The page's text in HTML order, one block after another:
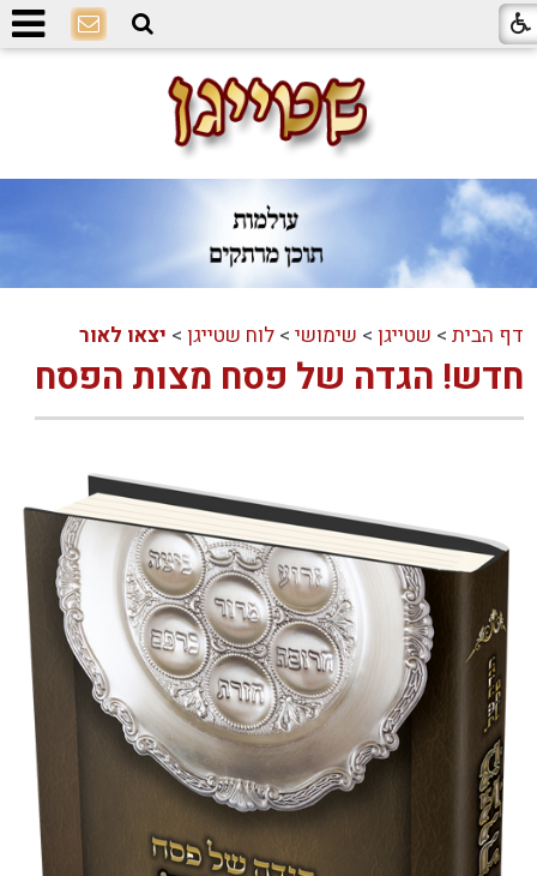
דף הבית > שטייגן > שימושי >לוח שטייגן > יצאו לאור
חדש! הגדה של פסח מצות הפסח